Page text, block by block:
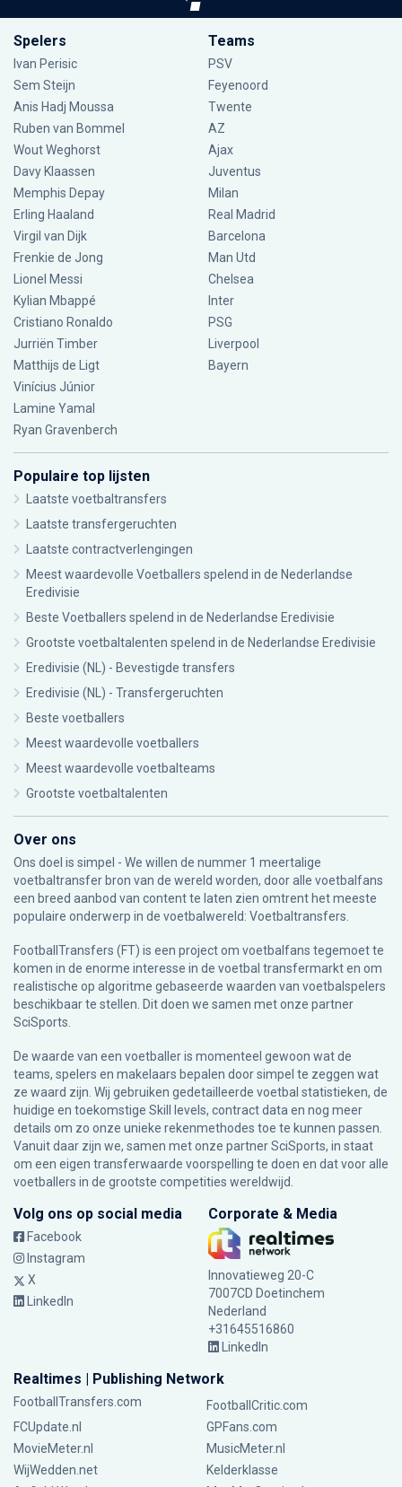
Spelers
Ivan Perisic
Sem Steijn
Anis Hadj Moussa
Ruben van Bommel
Wout Weghorst
Davy Klaassen
Memphis Depay
Erling Haaland
Virgil van Dijk
Frenkie de Jong
Lionel Messi
Kylian Mbappé
Cristiano Ronaldo
Jurriën Timber
Matthijs de Ligt
Vinícius Júnior
Lamine Yamal
Ryan Gravenberch
Teams
PSV
Feyenoord
Twente
AZ
Ajax
Juventus
Milan
Real Madrid
Barcelona
Man Utd
Chelsea
Inter
PSG
Liverpool
Bayern
Populaire top lijsten
Laatste voetbaltransfers
Laatste transfergeruchten
Laatste contractverlengingen
Meest waardevolle Voetballers spelend in de Nederlandse
Eredivisie
Beste Voetballers spelend in de Nederlandse Eredivisie
Grootste voetbaltalenten spelend in de Nederlandse Eredivisie
Eredivisie (NL) - Bevestigde transfers
Eredivisie (NL) - Transfergeruchten
Beste voetballers
Meest waardevolle voetballers
Meest waardevolle voetbalteams
Grootste voetbaltalenten
Over ons
Ons doel is simpel - We willen de nummer 1 meertalige
voetbaltransfer bron van de wereld worden, door alle voetbalfans
een breed aanbod van content te laten zien omtrent het meeste
populaire onderwerp in de voetbalwereld: Voetbaltransfers.
FootballTransfers (FT) is een project om voetbalfans tegemoet te
komen in de enorme interesse in de voetbal transfermarkt en om
realistische op algoritme gebaseerde waarden van voetbalspelers
beschikbaar te stellen. Dit doen we samen met onze partner
SciSports
De waarde van een voetballer is momenteel gewoon wat de
teams, spelers en makelaars bepalen door simpel te zeggen wat
ze waard zijn. Wij gebruiken gedetailleerde voetbal statistieken, de
huidige en toekomstige Skill levels, contract data en nog meer
details om zo onze unieke rekenmethodes toe te kunnen passen.
Vanuit daar zijn we, samen met onze partner SciSports, in staat
om een eigen transferwaarde voorspelling te doen en dat voor alle
voetballers in de grootste competities wereldwijd.
Volg ons op social media
Facebook
Instagram
X
LinkedIn
Corporate & Media
Innovatieweg 20-C
7007CD Doetinchem
Nederland
+31645516860
LinkedIn
Realtimes | Publishing Network
FootballTransfers.com
FootballCritic.com
FCUpdate.nl
GPFans.com
MovieMeter.nl
MusicMeter.nl
WijWedden.net
Kelderklasse